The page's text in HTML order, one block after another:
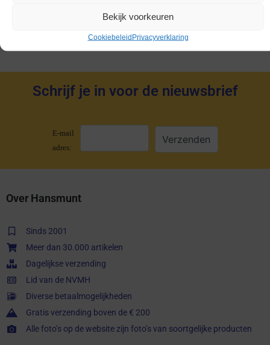
Bekijk voorkeuren
CookiebeleidPrivacyverklaring
Schrijf je in voor de nieuwsbrief
E-mail
adres:
Over Hansmunt
Sinds 2001
Meer dan 30.000 artikelen
Dagelijkse verzending
Lid van de NVMH
Diverse betaalmogelijkheden
Gratis verzending boven de € 200
Alle foto’s op de website zijn foto’s van soortgelijke producten